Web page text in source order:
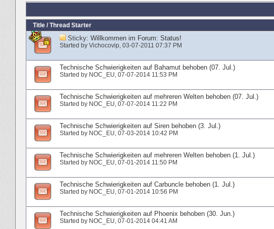
Title / Thread Starter
Sticky: Willkommen im Forum: Status!
Started by Vichocovip‎, 03-07-2011 07:37 PM
Technische Schwierigkeiten auf Bahamut behoben (07. Jul.)
Started by NOC_EU‎, 07-07-2014 11:53 PM
Technische Schwierigkeiten auf mehreren Welten behoben (07. Jul.)
Started by NOC_EU‎, 07-07-2014 11:22 PM
Technische Schwierigkeiten auf Siren behoben (3. Jul.)
Started by NOC_EU‎, 07-03-2014 10:42 PM
Technische Schwierigkeiten auf mehreren Welten behoben (1. Jul.)
Started by NOC_EU‎, 07-01-2014 11:50 PM
Technische Schwierigkeiten auf Carbuncle behoben (1. Jul.)
Started by NOC_EU‎, 07-01-2014 10:56 PM
Technische Schwierigkeiten auf Phoenix behoben (30. Jun.)
Started by NOC_EU‎, 07-01-2014 04:41 AM